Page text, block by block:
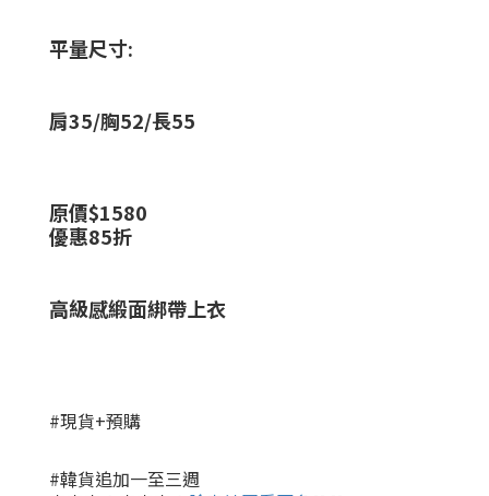
平量尺寸:
肩35/胸52/長55
原價$1580
優惠85折
高級感緞面綁帶上衣
#現貨+預購
#韓貨追加一至三週